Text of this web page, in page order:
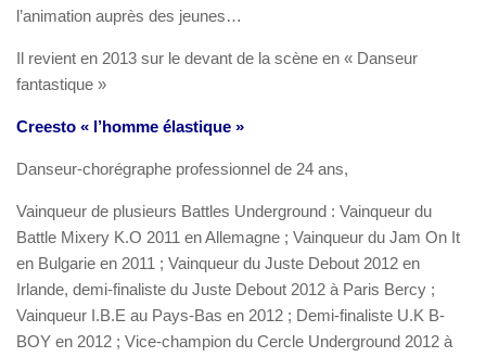
l’animation auprès des jeunes…
Il revient en 2013 sur le devant de la scène en « Danseur
fantastique »
Creesto « l’homme élastique »
Danseur-chorégraphe professionnel de 24 ans,
Vainqueur de plusieurs Battles Underground : Vainqueur du
Battle Mixery K.O 2011 en Allemagne ; Vainqueur du Jam On It
en Bulgarie en 2011 ; Vainqueur du Juste Debout 2012 en
Irlande, demi-finaliste du Juste Debout 2012 à Paris Bercy ;
Vainqueur I.B.E au Pays-Bas en 2012 ; Demi-finaliste U.K B-
BOY en 2012 ; Vice-champion du Cercle Underground 2012 à